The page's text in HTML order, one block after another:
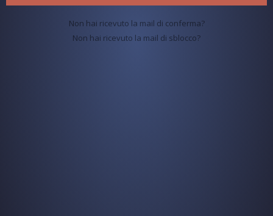
Non hai ricevuto la mail di conferma?
Non hai ricevuto la mail di sblocco?